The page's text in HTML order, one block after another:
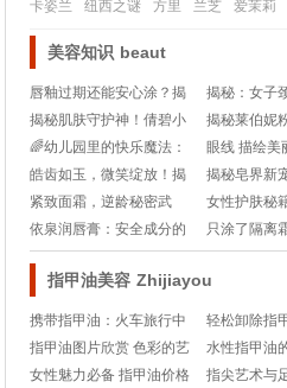
卡姿兰
纽西之谜 方里 兰芝 爱茉莉
美容知识 beaut
唇釉过期还能安心涂？揭
秘唇釉保质期的秘密💄!
揭秘：女子
运的纹理还
记？
揭秘肌肤守护神！倩碧小
黄油，你的护肤秘密武器
💧💖
揭秘莱伯妮
真相：美妆
🔍
🌈幼儿园里的快乐魔法：
果冻胶艺术创作!
眼线 描绘美
然？
皓齿如玉，微笑绽放！揭
秘2023牙齿美白技术大揭
秘🌟
揭秘皂界新
肥皂甘油，
的真爱?
紧致面霜，逆龄秘密武
器！你的肌肤守护神！
女性护肤秘
纹的艺术
依泉润唇膏：安全成分的
魅力探索
只涂了隔离
妆：浅析日
指甲油美容 Zhijiayou
携带指甲油：火车旅行中
的美妆小贴士
轻松卸除指
带你告别繁
指甲油图片欣赏 色彩的艺
术与女性魅力
水性指甲油
与时尚的双
女性魅力必备 指甲油价格
指尖艺术与